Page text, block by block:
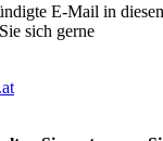
E-Mail in
sich gerne